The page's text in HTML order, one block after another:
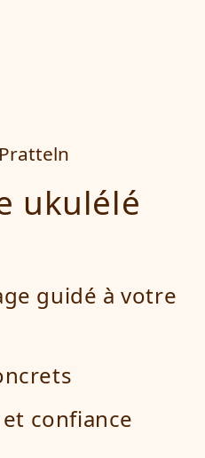
Pratteln
ukulélé
guidé à votre
confiance